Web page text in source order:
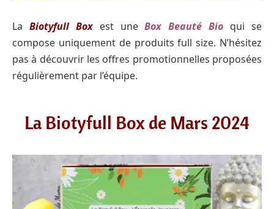
La Biotyfull Boxest uneBox Beauté Bio qui se
compose uniquement de produits full size. N’hésitez
pas à découvrir les offres promotionnelles proposées
régulièrement par l’équipe.
La Biotyfull Box de Mars 2024